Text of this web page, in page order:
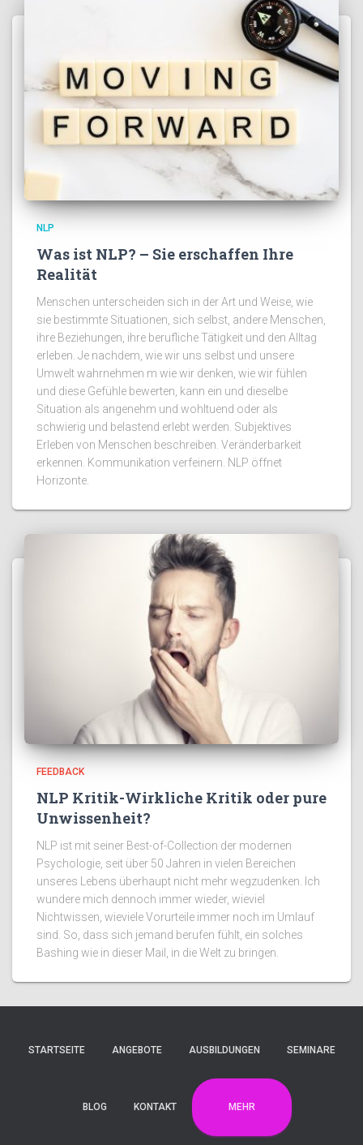
NLP
Was ist NLP? – Sie erschaffen Ihre
Realität
Menschen unterscheiden sich in der Art und Weise, wie
sie bestimmte Situationen, sich selbst, andere Menschen,
ihre Beziehungen, ihre berufliche Tätigkeit und den Alltag
erleben. Je nachdem, wie wir uns selbst und unsere
Umwelt wahrnehmen m wie wir denken, wie wir fühlen
und diese Gefühle bewerten, kann ein und dieselbe
Situation als angenehm und wohltuend oder als
schwierig und belastend erlebt werden. Subjektives
Erleben von Menschen beschreiben. Veränderbarkeit
erkennen. Kommunikation verfeinern. NLP öffnet
Horizonte.
FEEDBACK
NLP Kritik-Wirkliche Kritik oder pure
Unwissenheit?
NLP ist mit seiner Best-of-Collection der modernen
Psychologie, seit über 50 Jahren in vielen Bereichen
unseres Lebens überhaupt nicht mehr wegzudenken. Ich
wundere mich dennoch immer wieder, wieviel
Nichtwissen, wieviele Vorurteile immer noch im Umlauf
sind. So, dass sich jemand berufen fühlt, ein solches
Bashing wie in dieser Mail, in die Welt zu bringen.
STARTSEITE ANGEBOTE AUSBILDUNGEN SEMINARE
BLOG KONTAKT MEHR